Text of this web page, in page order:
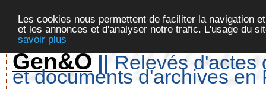
Les cookies nous permettent de faciliter la navigation
et les annonces et d'analyser notre trafic. L'usage du
savoir plus
Gen&O || Relevés d'actes
et documents d'archives en